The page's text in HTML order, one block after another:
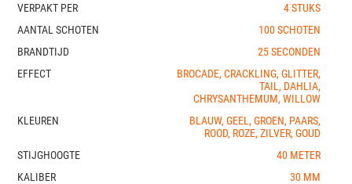
VERPAKT PER
4 STUKS
AANTAL SCHOTEN
100 SCHOTEN
BRANDTIJD
25 SECONDEN
EFFECT
BROCADE, CRACKLING, GLITTER,
TAIL, DAHLIA,
CHRYSANTHEMUM, WILLOW
KLEUREN
BLAUW, GEEL, GROEN, PAARS,
ROOD, ROZE, ZILVER, GOUD
STIJGHOOGTE
40 METER
KALIBER
30 MM